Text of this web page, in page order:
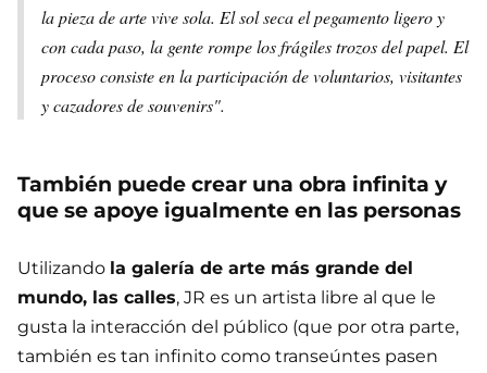
la pieza de arte vive sola. El sol seca el pegamento ligero y
con cada paso, la gente rompe los frágiles trozos del papel. El
proceso consiste en la participación de voluntarios, visitantes
y cazadores de souvenirs".
También puede crear una obra infinita y
que se apoye igualmente en las personas
Utilizando la galería de arte más grande del
mundo, las calles, JR es un artista libre al que le
gusta la interacción del público (que por otra parte,
también es tan infinito como transeúntes pasen